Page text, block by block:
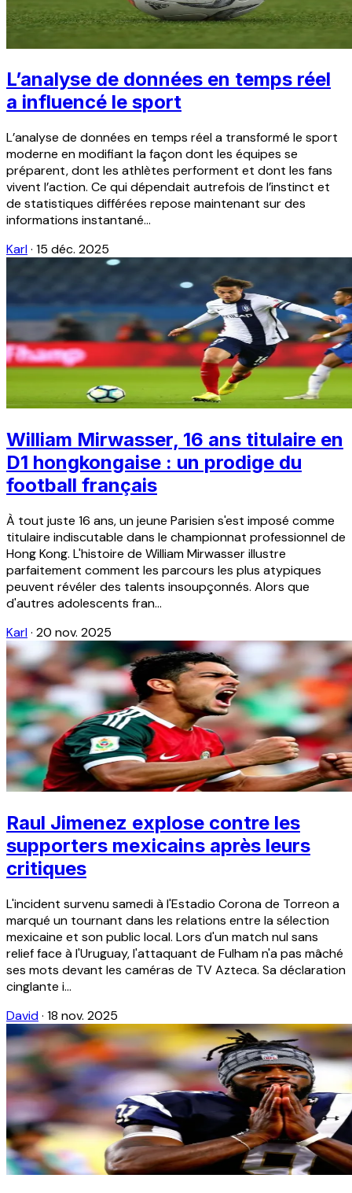
L’analyse de données en temps réel
a influencé le sport
L’analyse de données en temps réel a transformé le sport
moderne en modifiant la façon dont les équipes se
préparent, dont les athlètes performent et dont les fans
vivent l’action. Ce qui dépendait autrefois de l’instinct et
de statistiques différées repose maintenant sur des
informations instantané...
Karl· 15 déc. 2025
William Mirwasser, 16 ans titulaire en
D1 hongkongaise : un prodige du
football français
À tout juste 16 ans, un jeune Parisien s'est imposé comme
titulaire indiscutable dans le championnat professionnel de
Hong Kong. L'histoire de William Mirwasser illustre
parfaitement comment les parcours les plus atypiques
peuvent révéler des talents insoupçonnés. Alors que
d'autres adolescents fran...
Karl· 20 nov. 2025
Raul Jimenez explose contre les
supporters mexicains après leurs
critiques
L'incident survenu samedi à l'Estadio Corona de Torreon a
marqué un tournant dans les relations entre la sélection
mexicaine et son public local. Lors d'un match nul sans
relief face à l'Uruguay, l'attaquant de Fulham n'a pas mâché
ses mots devant les caméras de TV Azteca. Sa déclaration
cinglante i...
David· 18 nov. 2025